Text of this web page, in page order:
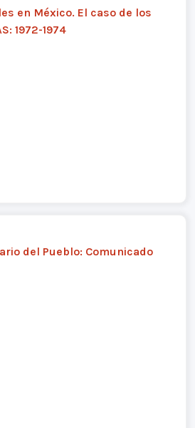
en México. El caso de los
1972-1974
del Pueblo: Comunicado